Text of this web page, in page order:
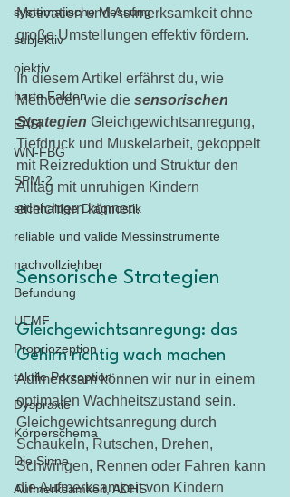
systematische Messung
subjektiv
ojektiv
harte Fakten
EASI
WN-FBG
SPM-2
stichhaltige Diagnostik
reliable und valide Messinstrumente
nachvollziehber
Befundung
UEMF
Propriozeption
taktile Perzeption
Dyspraxie
Körperschema
Die Sinne
Aufmerksamkeit, ADHS
Motivation und Aufmerksamkeit ohne
große Umstellungen effektiv fördern.
In diesem Artikel erfährst du, wie
Methoden wie die sensorischen
Strategien Gleichgewichtsanregung,
Tiefdruck und Muskelarbeit, gekoppelt
mit Reizreduktion und Struktur den
Alltag mit unruhigen Kindern
erleichtern können.
Sensorische Strategien
Gleichgewichtsanregung: das
Gehirn richtig wach machen
Aufmerksam können wir nur in einem
optimalen Wachheitszustand sein.
Gleichgewichtsanregung durch
Schaukeln, Rutschen, Drehen,
Schwingen, Rennen oder Fahren kann
die Aufmerksamkeit von Kindern